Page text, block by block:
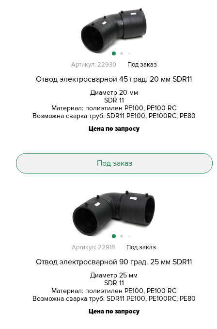
Отвод электросварной 45 град. 20 мм SDR11
Диаметр 20 мм
SDR 11
Материал: полиэтилен PE100, PE100 RC
Возможна сварка труб: SDR11 PE100, PE100RC, PE80
Артикул: 22930 Под заказ
Цена по запросу
Под заказ
Отвод электросварной 90 град. 25 мм SDR11
Диаметр 25 мм
SDR 11
Материал: полиэтилен PE100, PE100 RC
Возможна сварка труб: SDR11 PE100, PE100RC, PE80
Артикул: 22918 Под заказ
Цена по запросу